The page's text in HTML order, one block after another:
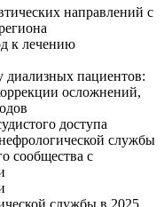
направлений с
к лечению
диализных пациентов:
осложнений,
доступа
службы
сообщества с
службы в 2025